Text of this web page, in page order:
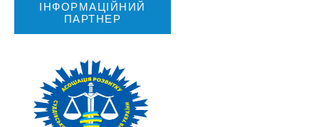
ІНФОРМАЦІЙНИЙ
ПАРТНЕР